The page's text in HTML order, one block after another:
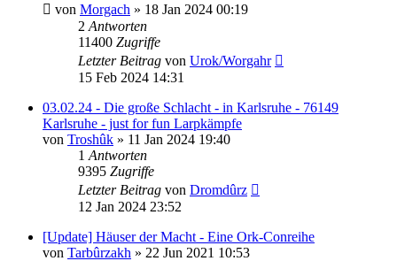
von Morgach » 18 Jan 2024 00:19
2 Antworten
11400 Zugriffe
Letzter Beitrag von Urok/Worgahr
15 Feb 2024 14:31
03.02.24 - Die große Schlacht - in Karlsruhe - 76149
Karlsruhe - just for fun Larpkämpfe
von Troshûk » 11 Jan 2024 19:40
1 Antworten
9395 Zugriffe
Letzter Beitrag von Dromdûrz
12 Jan 2024 23:52
[Update] Häuser der Macht - Eine Ork-Conreihe
von Tarbûrzakh » 22 Jun 2021 10:53